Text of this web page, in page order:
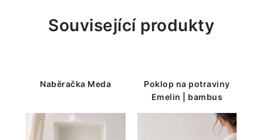
Související produkty
Naběračka Meda
Poklop na potraviny
Emelin | bambus